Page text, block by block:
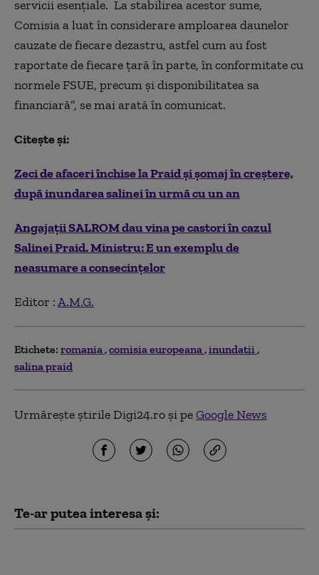
servicii esențiale. La stabilirea acestor sume,
Comisia a luat în considerare amploarea daunelor
cauzate de fiecare dezastru, astfel cum au fost
raportate de fiecare țară în parte, în conformitate cu
normele FSUE, precum și disponibilitatea sa
financiară”, se mai arată în comunicat.
Citește și:
Zeci de afaceri închise la Praid şi şomaj în creştere,
după inundarea salinei în urmă cu un an
Angajaţii SALROM dau vina pe castori în cazul
Salinei Praid. Ministru: E un exemplu de
neasumare a consecinţelor
Editor :A.M.G.
Etichete: romania comisia europeana inundatii
salina praid
Urmărește știrile Digi24.ro și peGoogle News
Te-ar putea interesa și: